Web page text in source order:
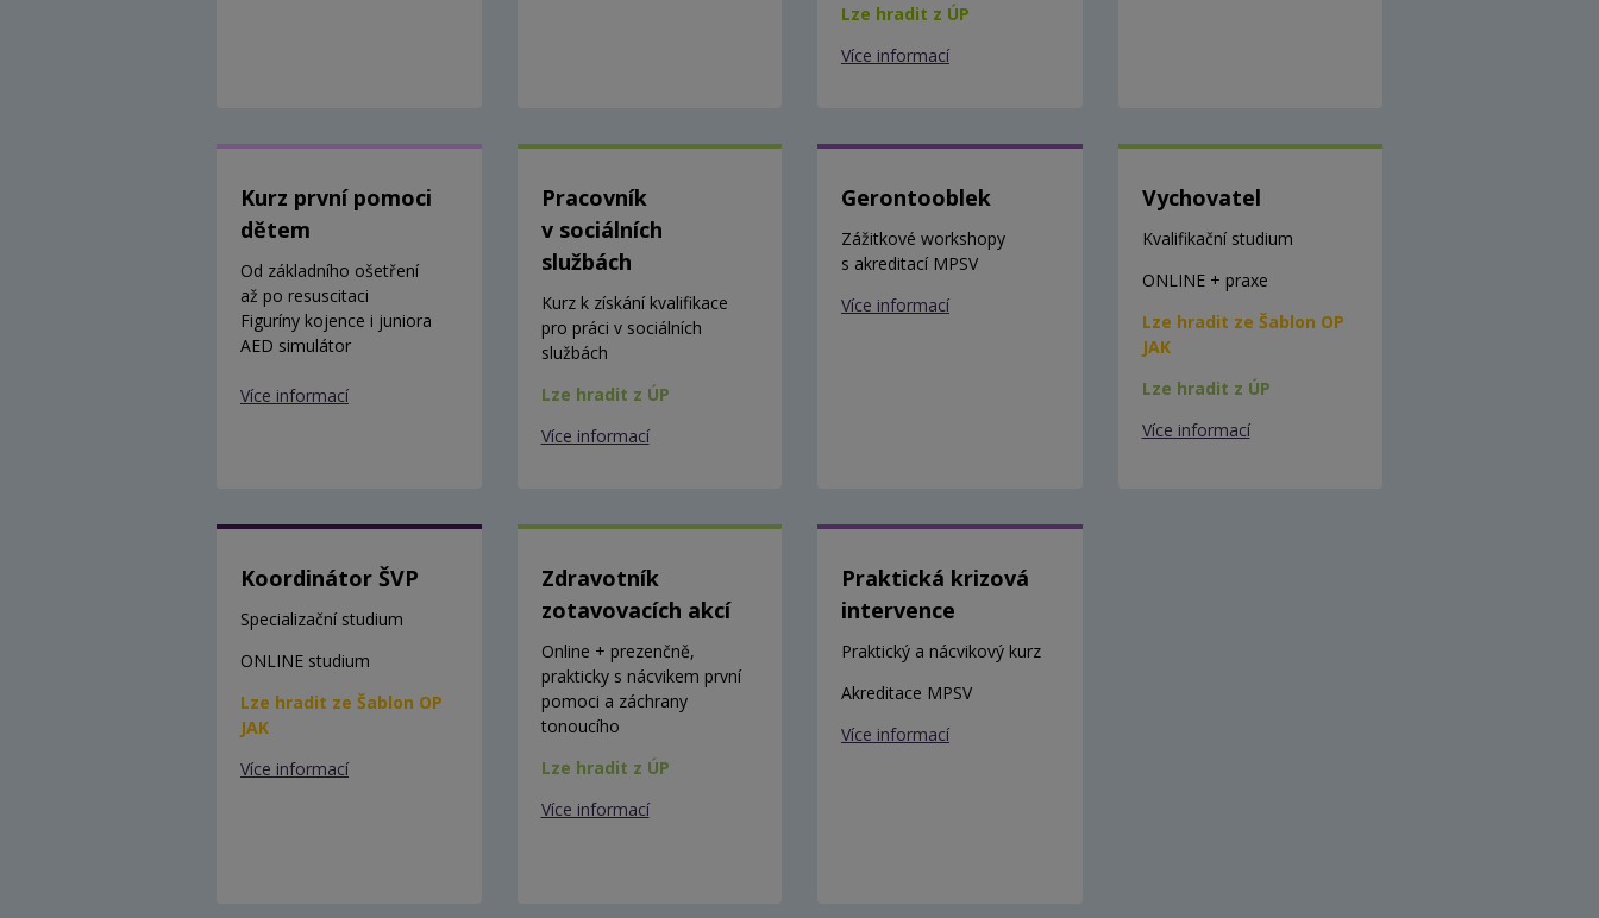
Lze hradit z ÚP
Více informací
Kurz první pomoci
dětem
Od základního ošetření
až po resuscitaci
Figuríny kojence i juniora
AED simulátor
Více informací
Pracovník
v sociálních
službách
Kurz k získání kvalifikace
pro práci v sociálních
službách
Lze hradit z ÚP
Více informací
Gerontooblek
Zážitkové workshopy
s akreditací MPSV
Více informací
Vychovatel
Kvalifikační studium
ONLINE + praxe
Lze hradit ze Šablon OP
JAK
Lze hradit z ÚP
Více informací
Koordinátor ŠVP
Specializační studium
ONLINE studium
Lze hradit ze Šablon OP
JAK
Více informací
Zdravotník
zotavovacích akcí
Online + prezenčně,
prakticky s nácvikem první
pomoci a záchrany
tonoucího
Lze hradit z ÚP
Více informací
Praktická krizová
intervence
Praktický a nácvikový kurz
Akreditace MPSV
Více informací